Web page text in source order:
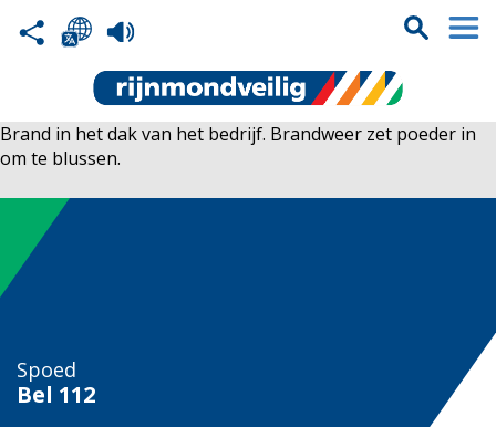
Brand in het dak van het bedrijf. Brandweer zet poeder in
om te blussen.
Spoed
Bel 112